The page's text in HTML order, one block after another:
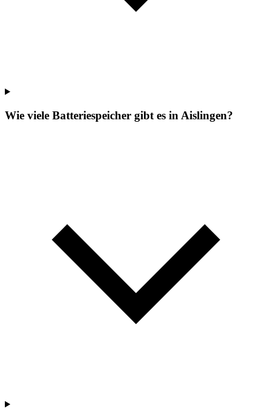
Wie viele Batteriespeicher gibt es in Aislingen?